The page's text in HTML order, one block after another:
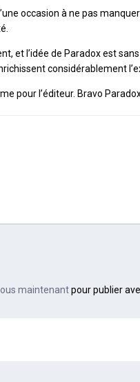
occasion à ne pas
et l’idée de Paradox est
considérablement
pour l’éditeur. Bravo
maintenantpour publier